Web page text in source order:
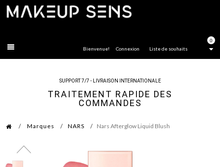
0
Liste de souhaits
Bienvenue! Connexion
SUPPORT 7/7 - LIVRAISON INTERNATIONALE
TRAITEMENT RAPIDE DES
COMMANDES
Marques NARS Nars Afterglow Liquid Blush